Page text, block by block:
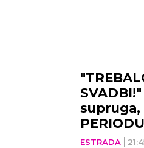
ESTRADA
supruga,